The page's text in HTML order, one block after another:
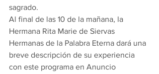
sagrado.
Al final de las 10 de la mañana, la
Hermana Rita Marie de Siervas
Hermanas de la Palabra Eterna dará una
breve descripción de su experiencia
con este programa en Anuncio